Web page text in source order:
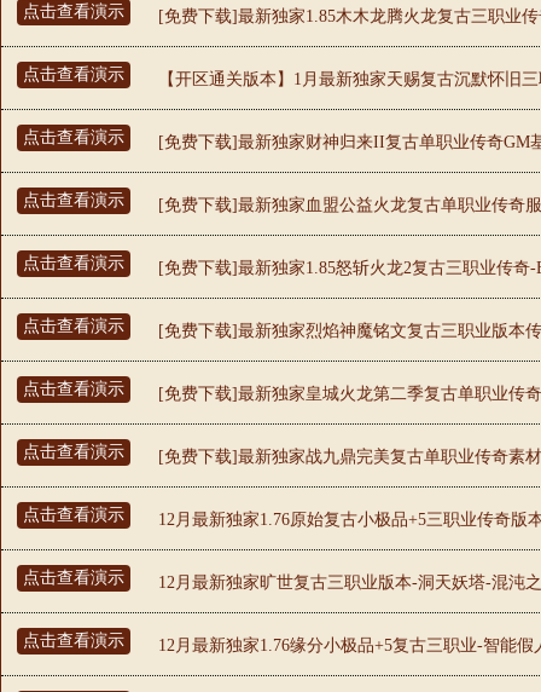
点击查看演示 [免费下载]最新独家1.85木木龙腾火龙复古三职业
点击查看演示 【开区通关版本】1月最新独家天赐复古沉默怀旧
点击查看演示 [免费下载]最新独家财神归来II复古单职业传奇GM
点击查看演示 [免费下载]最新独家血盟公益火龙复古单职业传奇
点击查看演示 [免费下载]最新独家1.85怒斩火龙2复古三职业传
点击查看演示 [免费下载]最新独家烈焰神魔铭文复古三职业版本
点击查看演示 [免费下载]最新独家皇城火龙第二季复古单职业传
点击查看演示 [免费下载]最新独家战九鼎完美复古单职业传奇素
点击查看演示 12月最新独家1.76原始复古小极品+5三职业传奇
点击查看演示 12月最新独家旷世复古三职业版本-洞天妖塔-混沌
点击查看演示 12月最新独家1.76缘分小极品+5复古三职业-智能